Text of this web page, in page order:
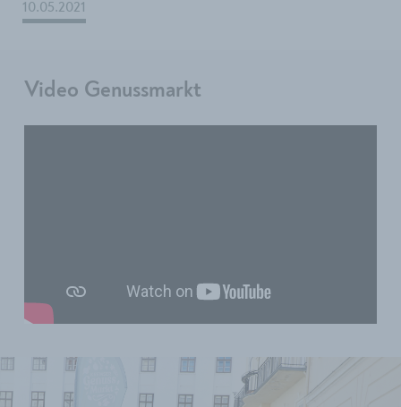
10.05.2021
Video Genussmarkt